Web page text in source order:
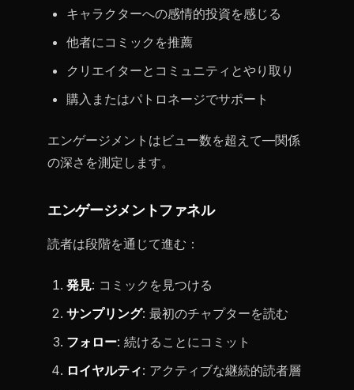
キャラクターへの感情的投資を感じる
他者にコミックを推薦
クリエイターとコミュニティとやり取り
購入またはパトロネージでサポート
エンゲージメントはビュー数を超えて—関係
の深さを測定します。
エンゲージメントファネル
読者は段階を通じて進む：
発見: コミックを見つける
サンプリング: 最初のチャプターを読む
フォロー: 続けることにコミット
ロイヤルティ: アクティブな継続的読者層